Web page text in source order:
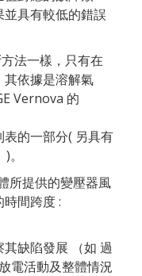
具有較低的錯誤
法一樣，只有在
依據是溶解氣
Vernova 的
的一部分( 另具有
所提供的變壓器風
間跨度 :
缺陷發展 （如 過
電活動及整體情況